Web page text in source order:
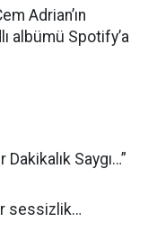
Adrian’ın
albümü Spotify’a
Saygı…”
sessizlik…